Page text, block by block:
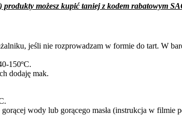
możesz kupić taniej z kodem rabatowym
jeśli nie rozprowadzam w formie do tart. W
150ºC.
dodaję mak.
wody lub gorącego masła (instrukcja w filmie